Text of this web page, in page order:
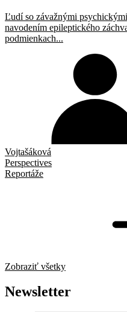
Ľudí so závažnými
navodením epileptického
podmienkach...
Vojtašáková
Perspectives
Reportáže
Zobraziť všetky
Newsletter